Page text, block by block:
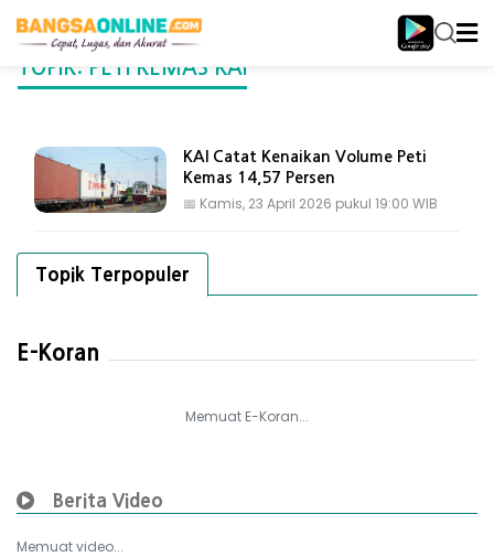
TOPIK: PETI KEMAS KAI
KAI Catat Kenaikan Volume Peti
Kemas 14,57 Persen
📅 Kamis, 23 April 2026 pukul 19:00 WIB
Topik Terpopuler
E-Koran
Memuat E-Koran...
Berita Video
Memuat video...